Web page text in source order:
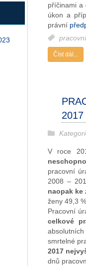
příčinami a
úkon a
právní
Číst dál...
2017
V roce
pracovní
2008 –
naopak ke
ženy 49,3
Pracovní
celkové
smrtelné
2017
dnů